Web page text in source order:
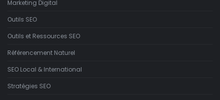
Marketing Digital
Outils SEO
Outils et Ressources SEO
Référencement Naturel
SEO Local & International
Stratégies SEO